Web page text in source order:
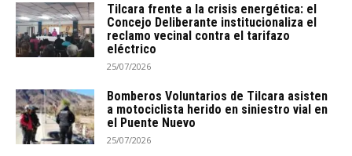
Tilcara frente a la crisis energética: el
Concejo Deliberante institucionaliza el
reclamo vecinal contra el tarifazo
eléctrico
25/07/2026
Bomberos Voluntarios de Tilcara asisten
a motociclista herido en siniestro vial en
el Puente Nuevo
25/07/2026